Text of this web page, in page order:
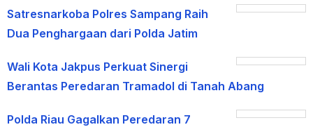
Satresnarkoba Polres Sampang Raih
Dua Penghargaan dari Polda Jatim
Wali Kota Jakpus Perkuat Sinergi
Berantas Peredaran Tramadol di Tanah Abang
Polda Riau Gagalkan Peredaran 7